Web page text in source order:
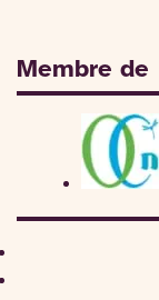
Membre de